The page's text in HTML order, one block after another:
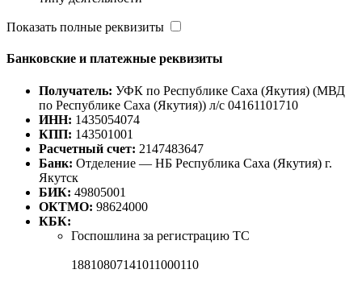
Показать полные реквизиты
Банковские и платежные реквизиты
Получатель: УФК по Республике Саха (Якутия) (МВД
по Республике Саха (Якутия)) л/с 04161101710
ИНН: 1435054074
КПП: 143501001
Расчетный счет: 2147483647
Банк: Отделение — НБ Республика Саха (Якутия) г.
Якутск
БИК: 49805001
ОКТМО: 98624000
КБК:
Госпошлина за регистрацию ТС
18810807141011000110